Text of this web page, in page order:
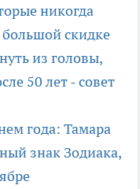
никогда
скидке
из головы,
50 лет - совет
года: Тамара
знак Зодиака,